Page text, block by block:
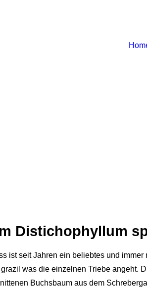
Distichophyllum
ist seit Jahren ein beliebtes und
was die einzelnen Triebe angeht.
Buchsbaum aus dem